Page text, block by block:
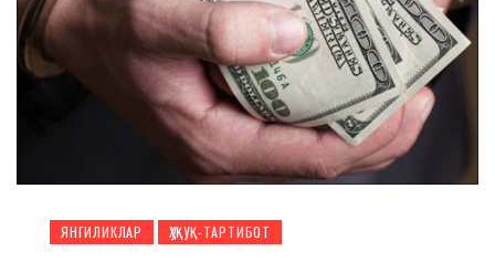
ЯНГИЛИКЛАР ҲУҚУҚ-ТАРТИБОТ